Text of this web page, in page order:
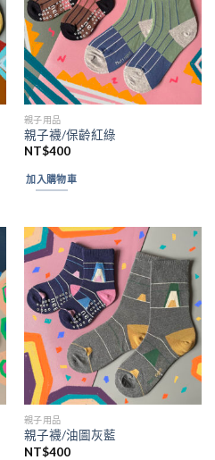
親子用品
親子襪/保齡紅綠
NT$400
加入購物車
親子用品
親子襪/油圖灰藍
NT$400